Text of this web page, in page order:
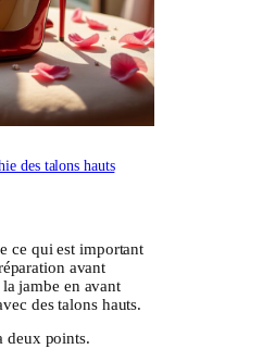
des talons hauts
ce qui est important
avant
la jambe en avant
des talons hauts.
deux points.